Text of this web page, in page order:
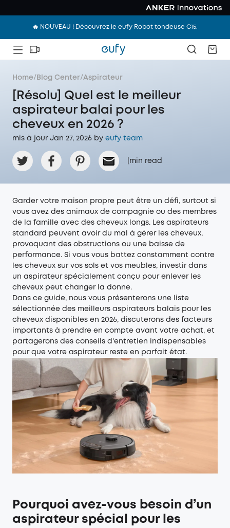
🔥 NOUVEAU ! Découvrez le eufy Robot tondeuse C15.
Home/ Blog Center/Aspirateur
[Résolu] Quel est le meilleur
aspirateur balai pour les
cheveux en 2026 ?
mis à jour Jan 27, 2026 by eufy team
min read
Garder votre maison propre peut être un défi, surtout si
vous avez des animaux de compagnie ou des membres
de la famille avec des cheveux longs. Les aspirateurs
standard peuvent avoir du mal à gérer les cheveux,
provoquant des obstructions ou une baisse de
performance. Si vous vous battez constamment contre
les cheveux sur vos sols et vos meubles, investir dans
un aspirateur spécialement conçu pour enlever les
cheveux peut changer la donne.
Dans ce guide, nous vous présenterons une liste
sélectionnée des meilleurs aspirateurs balais pour les
cheveux disponibles en 2026, discuterons des facteurs
importants à prendre en compte avant votre achat, et
partagerons des conseils d'entretien indispensables
pour que votre aspirateur reste en parfait état.
Pourquoi avez-vous besoin d’un
aspirateur spécial pour les